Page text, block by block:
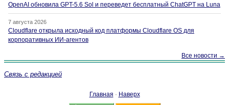
OpenAI обновила GPT-5.6 Sol и переведет бесплатный ChatGPT на Luna
7 августа 2026
Cloudflare открыла исходный код платформы Cloudflare OS для
корпоративных ИИ-агентов
Все новости →
Связь с редакцией
Главная · Наверх